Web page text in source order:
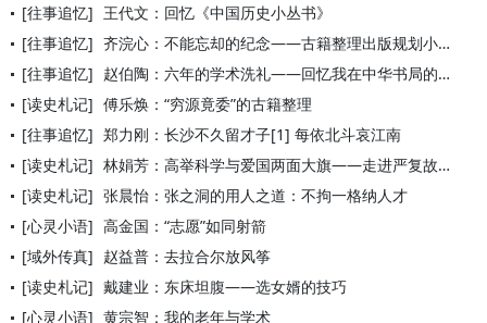
[往事追忆] 王代文：回忆《中国历史小丛书》
[往事追忆] 齐浣心：不能忘却的纪念——古籍整理出版规划小组成立六十载记
[往事追忆] 赵伯陶：六年的学术洗礼——回忆我在中华书局的日子
[读史札记] 傅乐焕：“穷源竟委”的古籍整理
[往事追忆] 郑力刚：长沙不久留才子[1] 每依北斗哀江南
[读史札记] 林娟芳：高举科学与爱国两面大旗——走进严复故居
[读史札记] 张晨怡：张之洞的用人之道：不拘一格纳人才
[心灵小语] 高金国：“志愿”如同射箭
[域外传真] 赵益普：去拉合尔放风筝
[读史札记] 戴建业：东床坦腹——选女婿的技巧
[心灵小语] 黄宗智：我的老年与学术